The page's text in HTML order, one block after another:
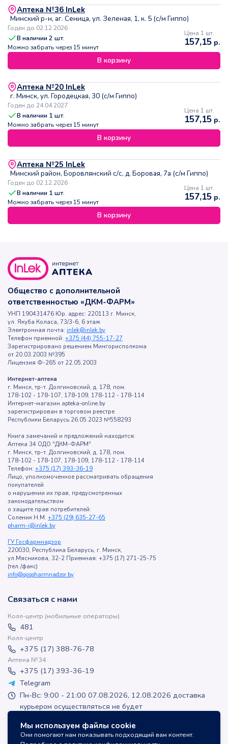
Аптека №36 InLek
Минский р-н, аг. Сеница, ул. Зеленая, 1, к. 5 (с/м Гиппо)
Годен до 02.12.2026
В наличии2 шт.
Можно забрать через 15 минут
Цена 1 шт.
157,15 р.
В корзину
Аптека №20 InLek
г. Минск, ул. Городецкая, 30 (с/м Гиппо)
Годен до 24.04.2027
В наличии 1 шт.
Можно забрать через 15 минут
Цена 1 шт.
157,15 р.
В корзину
Аптека №25 InLek
Минский район, Боровлянский с/с, д. Боровая, 7а (с/м Гиппо)
Годен до 02.12.2026
В наличии 1 шт.
Можно забрать через 15 минут
Цена 1 шт.
157,15 р.
В корзину
Мы используем файлы cookie
Они помогают нам показывать подходящий вам контент.
Общество с дополнительной
ответственностью «ДКМ-ФАРМ»
УНП 190431476 Юр. адрес: 220113 г. Минск,
ул. Якуба Коласа, 73/3-6, 6 этаж
Электронная почта: inlek@inlek.by
Телефон приемной: +375 (44) 755-17-27
Зарегистрировано решением Мингорисполкома
от 20.03.2003 №395
Лицензия Ф-265 от 22.05.2003
Интернет-аптека
г. Минск, тр-т. Долгиновский, д. 178, пом.
178-102 - 178-107, 178-109, 178-112 - 178-114
Интернет-магазин apteka-online.by
зарегистрирован в торговом реестре
Республики Беларусь 26.05.2023 №558293
Книга замечаний и предложений находится:
Аптека 34 ОДО "ДКМ-ФАРМ"
г. Минск, тр-т. Долгиновский, д. 178, пом.
178-102 - 178-107, 178-109, 178-112 - 178-114
Телефон: +375 (17) 393-36-19
Лицо, уполномоченное рассматривать обращения
покупателей
о нарушении их прав, предусмотренных
законодательством
о защите прав потребителей:
Соленик Н.М. +375 (29) 635-27-65
pharm-i@inlek.by
ГУ Госфармнадзор
220030, Республика Беларусь, г. Минск,
ул.Мясникова, 32-2 Приемная: +375 (17) 271-25-75
(тел./факс)
info@gospharmnadzor.by
Связаться с нами
Колл-центр (мобильные операторы)
481
Колл-центр
+375 (17) 388-76-78
Аптека №34
+375 (17) 393-36-19
Telegram
Пн-Вс: 9:00 - 21:00 07.08.2026, 12.08.2026 доставка
курьером осуществляться не будет
inlek_apteka